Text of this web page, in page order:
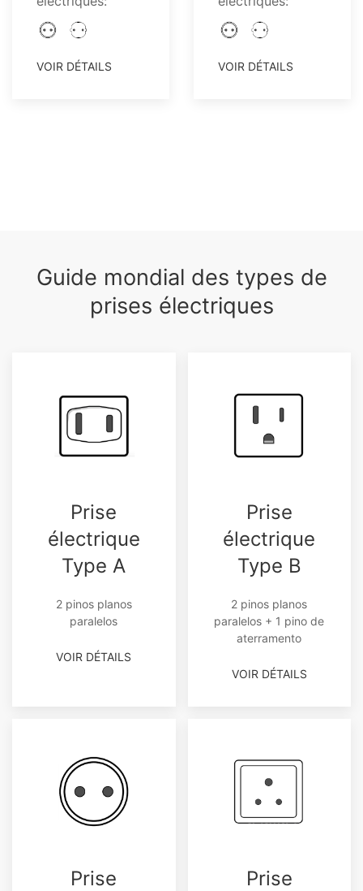
VOIR DÉTAILS VOIR DÉTAILS
Guide mondial des types de
prises électriques
Prise
électrique
Type A
2 pinos planos
paralelos
VOIR DÉTAILS
Prise
électrique
Type B
2 pinos planos
paralelos + 1 pino de
aterramento
VOIR DÉTAILS
Prise
Prise